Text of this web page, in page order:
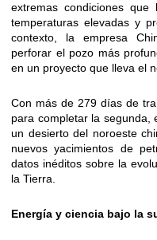
extremas condiciones
temperaturas elevadas y
contexto, la empresa
perforar el pozo más
en un proyecto que lleva el
Con más de 279 días de
para completar la segunda,
un desierto del noroeste
nuevos yacimientos de
datos inéditos sobre la
la Tierra.
Energía y ciencia bajo la